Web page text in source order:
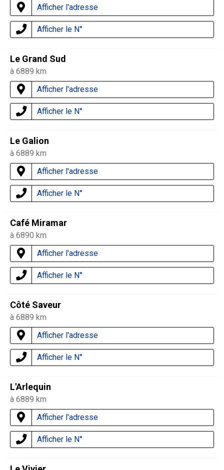
Afficher l'adresse
Afficher le N°
Le Grand Sud
à 6889 km
Afficher l'adresse
Afficher le N°
Le Galion
à 6889 km
Afficher l'adresse
Afficher le N°
Café Miramar
à 6890 km
Afficher l'adresse
Afficher le N°
Côté Saveur
à 6889 km
Afficher l'adresse
Afficher le N°
L'Arlequin
à 6889 km
Afficher l'adresse
Afficher le N°